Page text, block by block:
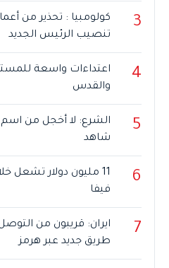
3
كولومبيا : تحذير من
تنصيب الرئيس الجديد
4
اعتداءات واسعة
والقدس
5
الشرع: لا أخجل من اسم
شاهد
6
11 مليون دولار تشعل
فيفا
7
ايران: قريبون من
طريق جديد عبر هرمز